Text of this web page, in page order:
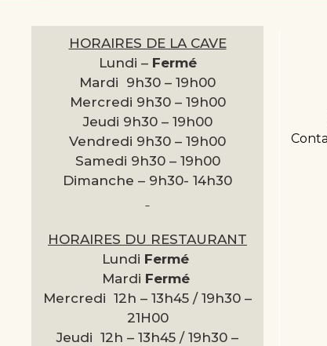
HORAIRES DE LA CAVE
Lundi – Fermé
Mardi 9h30 – 19h00
Mercredi 9h30 – 19h00
Jeudi 9h30 – 19h00
Vendredi 9h30 – 19h00
Samedi 9h30 – 19h00
Dimanche – 9h30- 14h30
HORAIRES DU RESTAURANT
Lundi Fermé
Mardi Fermé
Mercredi 12h – 13h45 / 19h30 –
21H00
Jeudi 12h – 13h45 / 19h30 –